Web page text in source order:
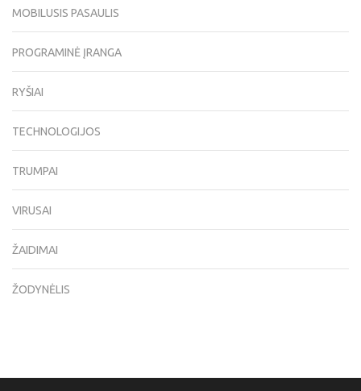
MOBILUSIS PASAULIS
PROGRAMINĖ ĮRANGA
RYŠIAI
TECHNOLOGIJOS
TRUMPAI
VIRUSAI
ŽAIDIMAI
ŽODYNĖLIS